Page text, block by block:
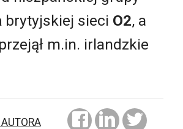
brytyjskiej sieci O2, a
m.in. irlandzkie